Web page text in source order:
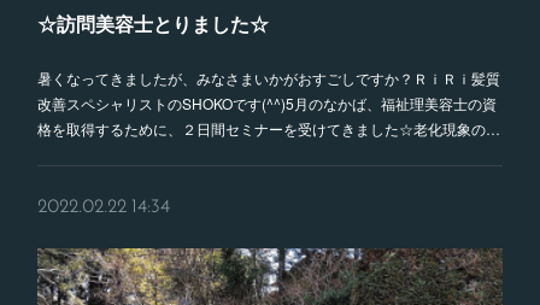
☆訪問美容士とりました☆
暑くなってきましたが、みなさまいかがおすごしですか？ＲｉＲｉ髪質
改善スペシャリストのSHOKOです(^^)5月のなかば、福祉理美容士の資
格を取得するために、２日間セミナーを受けてきました☆老化現象の…
2022.02.22 14:34